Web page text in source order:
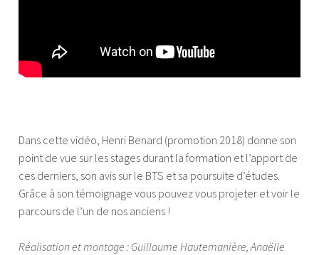
Dans cette vidéo, Henri Benard (promotion 2018) donne son
point de vue sur les stages durant la formation et l’apport de
ces derniers, son avis sur le BTS et sa poursuite d’études.
Grâce à son témoignage vous pouvez vous projeter et voir le
parcours de l’un de nos anciens !
Réalisation et montage : Guillaume Hautemanière, Anaëlle